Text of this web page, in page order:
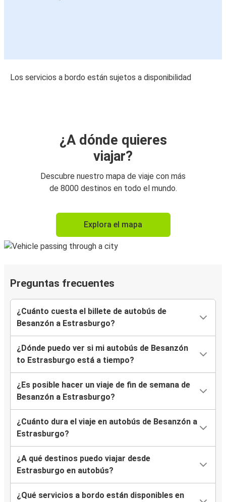
Los servicios a bordo están sujetos a disponibilidad
¿A dónde quieres
viajar?
Descubre nuestro mapa de viaje con más
de 8000 destinos en todo el mundo.
Explora el mapa
Preguntas frecuentes
¿Cuánto cuesta el billete de autobús de
Besanzón a Estrasburgo?
¿Dónde puedo ver si mi autobús de Besanzón
to Estrasburgo está a tiempo?
¿Es posible hacer un viaje de fin de semana de
Besanzón a Estrasburgo?
¿Cuánto dura el viaje en autobús de Besanzón a
Estrasburgo?
¿A qué destinos puedo viajar desde
Estrasburgo en autobús?
¿Qué servicios a bordo están disponibles en